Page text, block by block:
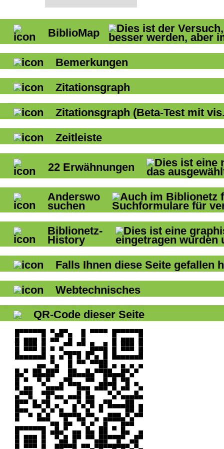
BiblioMap
Bemerkungen
Zitationsgraph
Zitationsgraph (Beta-Test mit
Zeitleiste
22 Erwähnungen
Anderswo
suchen
Biblionetz-
History
Falls Ihnen diese Seite gefallen
Webtechnisches
QR-Code dieser Seite